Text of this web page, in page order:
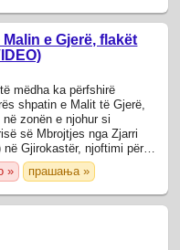
e Gjerë, flakët
mëdha ka përfshirë
shpatin e Malit të Gjerë,
zonën e njohur si
së Mbrojtjes nga Zjarri
Gjirokastër, njoftimi për
orës 21:30.
» прашања »